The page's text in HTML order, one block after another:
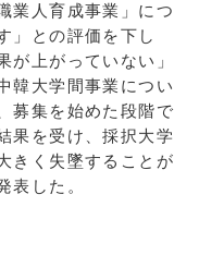
業人育成事業」につ
」との評価を下し
が上がっていない」
韓大学間事業につい
募集を始めた段階で
果を受け、採択大学
きく失墜することが
表した。